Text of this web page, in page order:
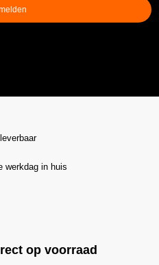
werkdag in huis
op voorraad